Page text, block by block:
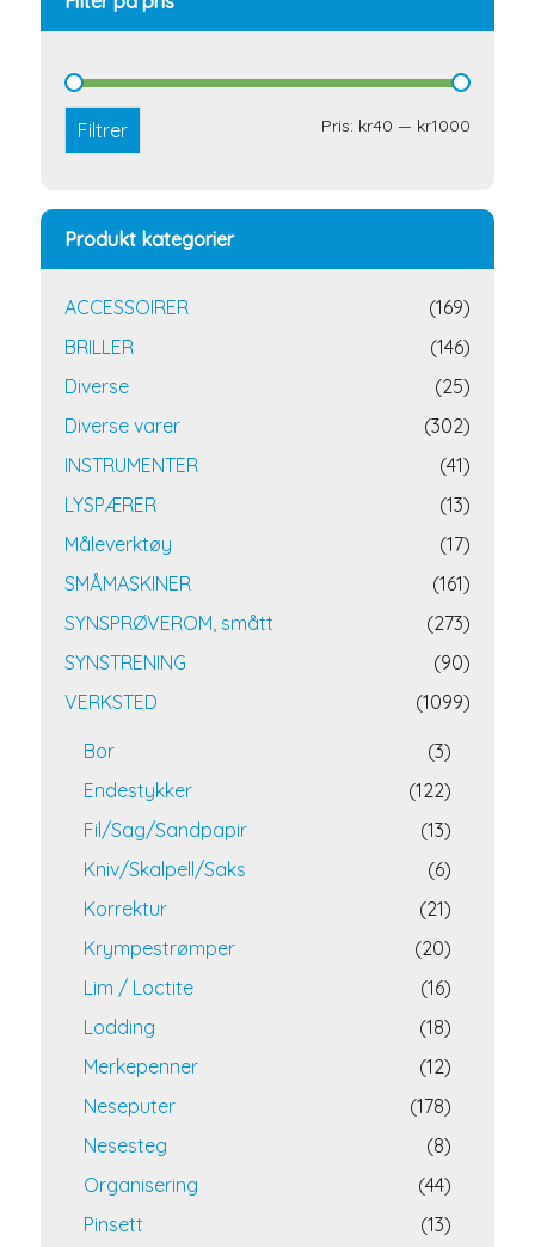
Filtrer Pris: kr40 — kr1000
Produkt kategorier
ACCESSOIRER
(169)
BRILLER
(146)
Diverse
(25)
Diverse varer
(302)
INSTRUMENTER
(41)
LYSPÆRER
(13)
Måleverktøy
(17)
SMÅMASKINER
(161)
SYNSPRØVEROM, smått
(273)
SYNSTRENING
(90)
VERKSTED
(1099)
Bor
(3)
Endestykker
(122)
Fil/Sag/Sandpapir
(13)
Kniv/Skalpell/Saks
(6)
Korrektur
(21)
Krympestrømper
(20)
Lim / Loctite
(16)
Lodding
(18)
Merkepenner
(12)
Neseputer
(178)
Nesesteg
(8)
Organisering
(44)
Pinsett
(13)